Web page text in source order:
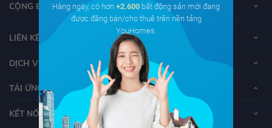
CỘNG ĐỒNG YOUHOMERS
LIÊN KẾT
DỊCH VỤ KHÁCH HÀNG
TẢI ỨNG DỤNG YOUHOMES
KẾT NỐI VỚI YOUHOMES
Hàng ngày, có hơn +2.600 bất động sản mới đang
được đăng bán/cho thuê trên nền tảng
YouHomes.